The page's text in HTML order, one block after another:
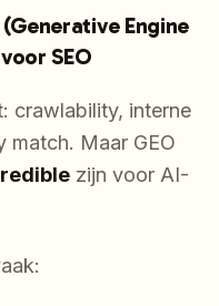
Engine
SEO
crawlability, interne
match. Maar GEO
zijn voor AI-